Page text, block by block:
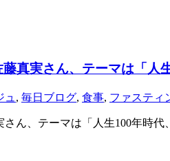
真実さん、テーマは「人
ュ , 毎日ブログ, 食事, ファスティ
ん、テーマは「人生100年時